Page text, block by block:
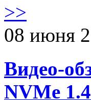
>>
08 июня
Видео-
NVMe